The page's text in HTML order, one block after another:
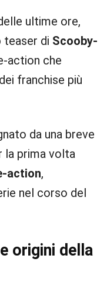
ultime ore,
teaser di Scooby-
action che
franchise più
da una breve
la prima volta
action,
nel corso del
origini della